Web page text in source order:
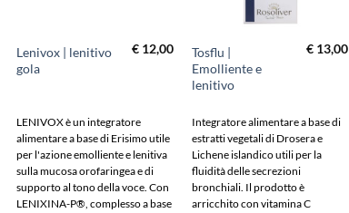
Lenivox | lenitivo
gola
€12,00
LENIVOX è un integratore
alimentare a base di Erisimo utile
per l'azione emolliente e lenitiva
sulla mucosa orofaringea e di
supporto al tono della voce. Con
LENIXINA-P®, complesso a base
Tosflu |
Emolliente e
lenitivo
€ 13,00
Integratore alimentare a base di
estratti vegetali di Drosera e
Lichene islandico utili per la
fluidità delle secrezioni
bronchiali. Il prodotto è
arricchito con vitamina C